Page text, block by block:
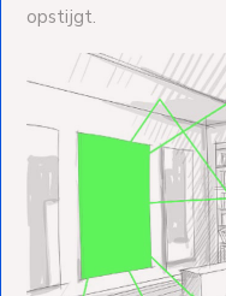
opstijgt.